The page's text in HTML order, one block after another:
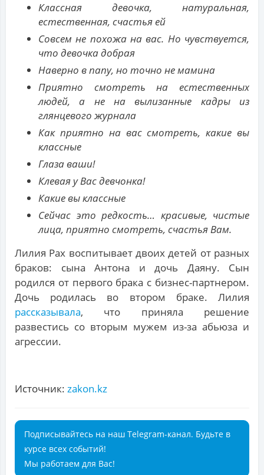
Классная девочка, натуральная,
естественная, счастья ей
Совсем не похожа на вас. Но чувствуется,
что девочка добрая
Наверно в папу, но точно не мамина
Приятно смотреть на естественных
людей, а не на вылизанные кадры из
глянцевого журнала
Как приятно на вас смотреть, какие вы
классные
Глаза ваши!
Клевая у Вас девчонка!
Какие вы классные
Сейчас это редкость… красивые, чистые
лица, приятно смотреть, счастья Вам.
Лилия Рах воспитывает двоих детей от разных
браков: сына Антона и дочь Даяну. Сын
родился от первого брака с бизнес-партнером.
Дочь родилась во втором браке. Лилия
рассказывала, что приняла решение
развестись со вторым мужем из-за абьюза и
агрессии.
Источник: zakon.kz
Подписывайтесь на наш Telegram-канал. Будьте в
курсе всех событий!
Мы работаем для Вас!